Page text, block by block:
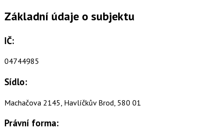
Základní údaje o subjektu
IČ:
04744985
Sídlo:
Machačova 2145, Havlíčkův Brod, 580 01
Právní forma: